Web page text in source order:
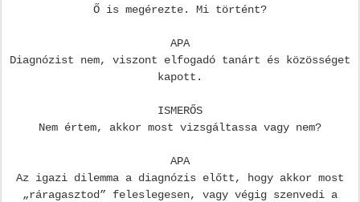
Ő is megérezte. Mi történt?
APA
Diagnózist nem, viszont elfogadó tanárt és közösséget
kapott.
ISMERŐS
Nem értem, akkor most vizsgáltassa vagy nem?
APA
Az igazi dilemma a diagnózis előtt, hogy akkor most
„ráragasztod” feleslegesen, vagy végig szenvedi a